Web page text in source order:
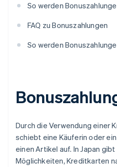
So werden
FAQ zu Bonuszahlungen
So werden
Durch die Verwendung einer
schiebt eine Käuferin oder
einen Artikel auf. In Japan
Möglichkeiten, Kreditkarten